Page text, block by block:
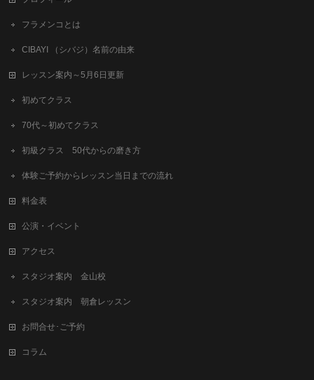
フラメンコとは
CIBAYI （シバジ）名前の由来
レッスン案内～5月6日更新
初めてクラス
70代～初めてクラス
初級クラス 50代からの磨き方
体験ご予約からレッスン当日までの流れ
料金表
公演・イベント
アクセス
スタジオ案内 金山校
スタジオ案内 朝倉レッスン
お問合せ･ご予約
コラム